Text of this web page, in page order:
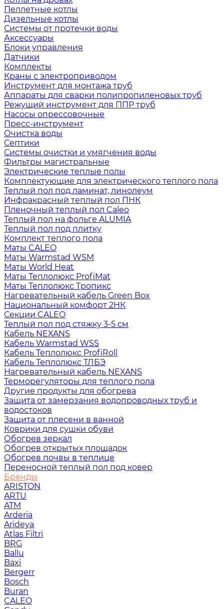
Пеллетные котлы
Дизельные котлы
Системы от протечки воды
Аксессуары
Блоки управления
Датчики
Комплекты
Краны с электроприводом
Инструмент для монтажа труб
Аппараты для сварки полипропиленовых труб
Режущий инструмент для ППР труб
Насосы опрессовочные
Пресс-инструмент
Очистка воды
Септики
Системы очистки и умягчения воды
Фильтры магистральные
Электрические теплые полы
Комплектующие для электрического теплого пола
Теплый пол под ламинат, линолеум
Инфракрасный теплый пол ПНК
Пленочный теплый пол Caleo
Теплый пол на фольге ALUMIA
Теплый пол под плитку
Комплект теплого пола
Маты CALEO
Маты Warmstad WSM
Маты World Heat
Маты Теплолюкс ProfiMat
Маты Теплолюкс Тропикс
Нагревательный кабель Green Box
Национальный комфорт 2НК
Секции CALEO
Теплый пол под стяжку 3-5 см
Кабель NEXANS
Кабель Warmstad WSS
Кабель Теплолюкс ProfiRoll
Кабель Теплолюкс ТЛБЭ
Нагревательный кабель NEXANS
Терморегуляторы для теплого пола
Другие продукты для обогрева
Защита от замерзания водопроводных труб и
водостоков
Защита от плесени в ванной
Коврики для сушки обуви
Обогрев зеркал
Обогрев открытых площадок
Обогрев почвы в теплице
Переносной теплый пол под ковер
Бренды
ARISTON
ARTU
ATM
Arderia
Arideya
Atlas Filtri
BRG
Ballu
Baxi
Bergerr
Bosch
Buran
CALEO